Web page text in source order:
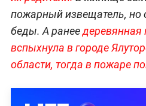
пожарный извещатель, но
беды. А ранеедеревянная
вспыхнула в городе
области, тогда в пожаре